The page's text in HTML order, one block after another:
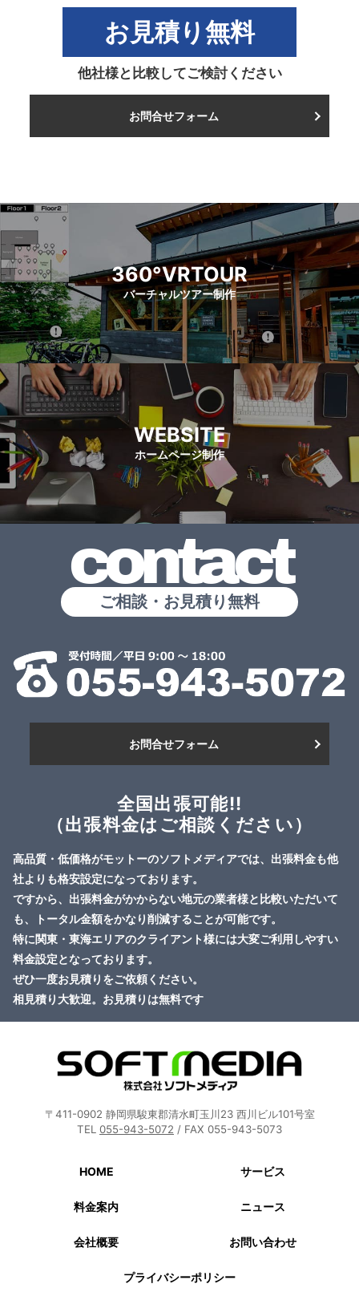
お見積り無料
他社様と比較してご検討ください
お問合せフォーム
360°VRTOUR
バーチャルツアー制作
WEBSITE
ホームページ制作
contact
ご相談・お見積り無料
お問合せフォーム
全国出張可能!!
（出張料金はご相談ください）
高品質・低価格がモットーのソフトメディアでは、出張料金も他
社よりも格安設定になっております。
ですから、出張料金がかからない地元の業者様と比較いただいて
も、トータル金額をかなり削減することが可能です。
特に関東・東海エリアのクライアント様には大変ご利用しやすい
料金設定となっております。
ぜひ一度お見積りをご依頼ください。
相見積り大歓迎。お見積りは無料です
〒411-0902 静岡県駿東郡清水町玉川23 西川ビル101号室
TEL 055-943-5072 / FAX 055-943-5073
HOME サービス
料金案内 ニュース
会社概要 お問い合わせ
プライバシーポリシー